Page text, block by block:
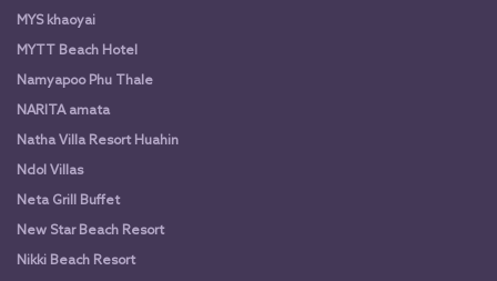
MYS khaoyai
MYTT Beach Hotel
Namyapoo Phu Thale
NARITA amata
Natha Villa Resort Huahin
Ndol Villas
Neta Grill Buffet
New Star Beach Resort
Nikki Beach Resort